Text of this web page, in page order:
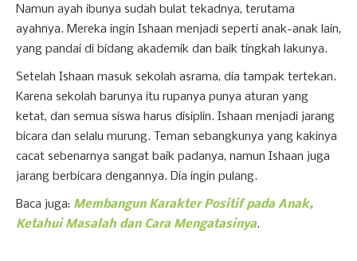
Namun ayah ibunya sudah bulat tekadnya, terutama
ayahnya. Mereka ingin Ishaan menjadi seperti anak-anak lain,
yang pandai di bidang akademik dan baik tingkah lakunya.
Setelah Ishaan masuk sekolah asrama, dia tampak tertekan.
Karena sekolah barunya itu rupanya punya aturan yang
ketat, dan semua siswa harus disiplin. Ishaan menjadi jarang
bicara dan selalu murung. Teman sebangkunya yang kakinya
cacat sebenarnya sangat baik padanya, namun Ishaan juga
jarang berbicara dengannya. Dia ingin pulang.
Baca juga: Membangun Karakter Positif pada Anak,
Ketahui Masalah dan Cara Mengatasinya.